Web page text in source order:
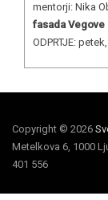
mentorji: Nika
fasada Vegove
ODPRTJE:
Copyright © 2026
Metelkova 6, 1000
401 556